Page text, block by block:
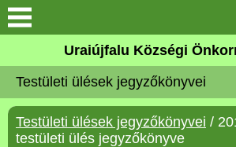
Köszöntő
Elérhetőségek
Uraiújfalu
Uraiújfalu Községi
Testületi ülések jegyzőkönyvei
Testületi ülések jegyzőkönyvei /
testületi ülés jegyzőkönyve